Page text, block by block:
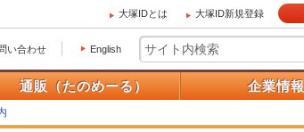
大塚IDとは 大塚ID新規登録
い合わせ English
通販（たのめーる） 企業情報